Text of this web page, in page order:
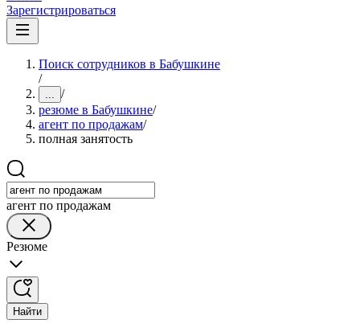
Зарегистрироваться
Поиск сотрудников в Бабушкине
/
... /
резюме в Бабушкине/
агент по продажам/
полная занятость
агент по продажам
Резюме
Найти